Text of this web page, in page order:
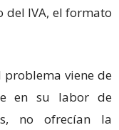
IVA, el formato
viene de
en su labor de
no ofrecían la